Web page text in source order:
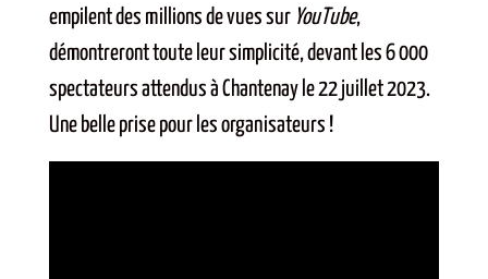
empilent des millions de vues sur YouTube,
démontreront toute leur simplicité, devant les 6 000
spectateurs attendus à Chantenay le 22 juillet 2023.
Une belle prise pour les organisateurs !